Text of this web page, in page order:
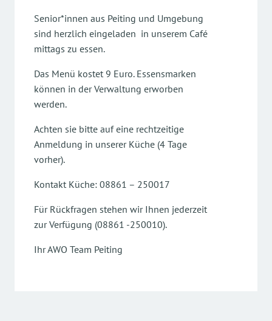
Senior*innen aus Peiting und Umgebung
sind herzlich eingeladen in unserem Café
mittags zu essen.
Das Menü kostet 9 Euro. Essensmarken
können in der Verwaltung erworben
werden.
Achten sie bitte auf eine rechtzeitige
Anmeldung in unserer Küche (4 Tage
vorher).
Kontakt Küche: 08861 – 250017
Für Rückfragen stehen wir Ihnen jederzeit
zur Verfügung (08861 -250010).
Ihr AWO Team Peiting